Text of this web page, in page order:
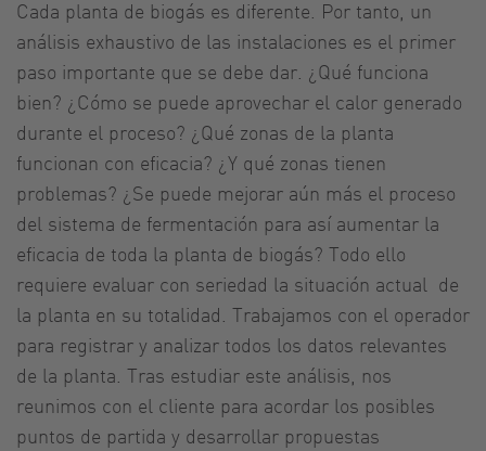
Cada planta de biogás es diferente. Por tanto, un
análisis exhaustivo de las instalaciones es el primer
paso importante que se debe dar. ¿Qué funciona
bien? ¿Cómo se puede aprovechar el calor generado
durante el proceso? ¿Qué zonas de la planta
funcionan con eficacia? ¿Y qué zonas tienen
problemas? ¿Se puede mejorar aún más el proceso
del sistema de fermentación para así aumentar la
eficacia de toda la planta de biogás? Todo ello
requiere evaluar con seriedad la situación actual de
la planta en su totalidad. Trabajamos con el operador
para registrar y analizar todos los datos relevantes
de la planta. Tras estudiar este análisis, nos
reunimos con el cliente para acordar los posibles
puntos de partida y desarrollar propuestas